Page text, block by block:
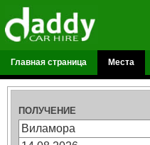
Главная страница Места
ПОЛУЧЕНИЕ